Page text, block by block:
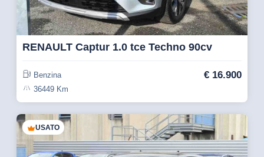
RENAULT Captur 1.0 tce Techno 90cv
Benzina
36449 Km
€ 16.900
USATO